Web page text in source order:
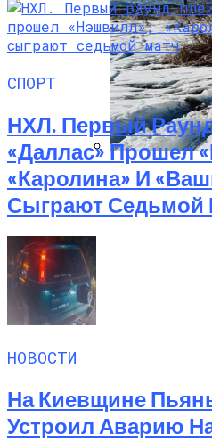
Семейное
Хранит Свои
СПОРТ
НХЛ. Первый
«Даллас» Прошел
«Каролина» И
Сыграют Седьмой
НОВОСТИ
На Киевщине
Устроил Аварию